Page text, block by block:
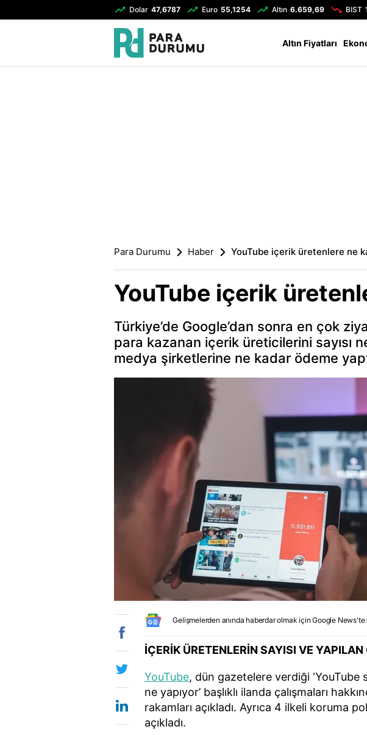
Dolar 47,6787 Euro 55,1254 Altın 6.659,69 BIST
Altın Fiyatları
Para Durumu Haber YouTube içerik üretenlere ne
YouTube içerik
Türkiye’de Google’dan sonra en çok
para kazanan içerik üreticilerini sayısı
medya şirketlerine ne kadar ödeme
Gelişmelerden anında haberdar olmak içinGoogle News'te
İÇERİK ÜRETENLERİN SAYISI VE
YouTube, dün gazetelere verdiği ‘YouTube
ne yapıyor’ başlıklı ilanda çalışmaları
rakamları açıkladı. Ayrıca 4 ilkeli koruma
açıkladı.